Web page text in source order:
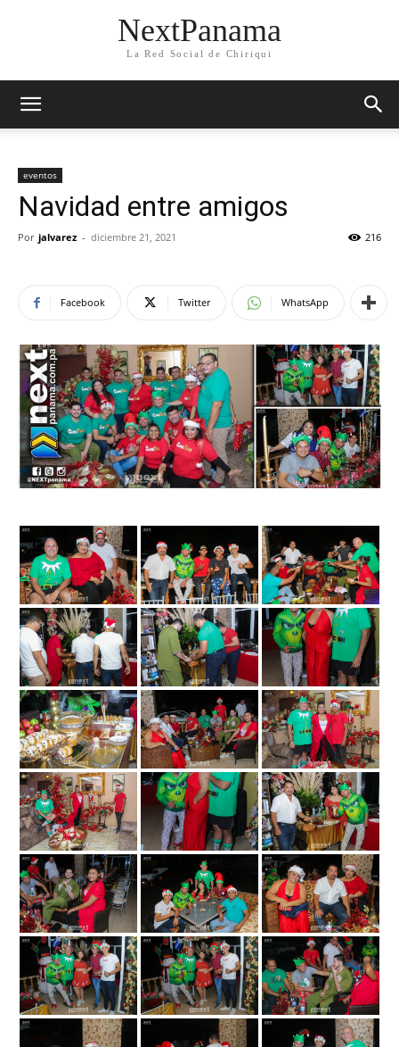
NextPanama
La Red Social de Chiriqui
eventos
Navidad entre amigos
Por jalvarez - diciembre 21, 2021 216
Facebook Twitter WhatsApp